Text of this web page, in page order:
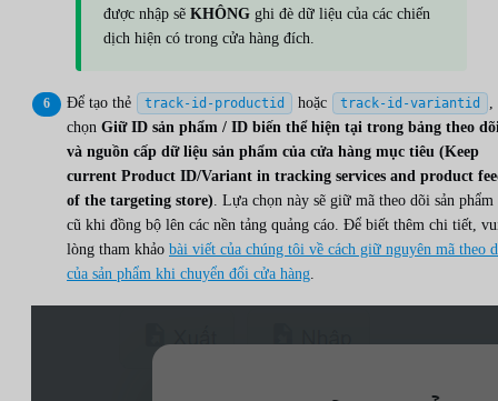
được nhập sẽ KHÔNG ghi đè dữ liệu của các chiến
dịch hiện có trong cửa hàng đích.
Để tạo thẻ track-id-productid hoặc track-id-variantid
chọn Giữ ID sản phẩm / ID biến thể hiện tại trong bảng theo
và nguồn cấp dữ liệu sản phẩm của cửa hàng mục tiêu (Keep
current Product ID/Variant in tracking services and product
of the targeting store) . Lựa chọn này sẽ giữ mã theo dõi sản phẩm
cũ khi đồng bộ lên các nền tảng quảng cáo. Để biết thêm chi tiết,
lòng tham khảo bài viết của chúng tôi về cách giữ nguyên mã theo
của sản phẩm khi chuyển đổi cửa hàng